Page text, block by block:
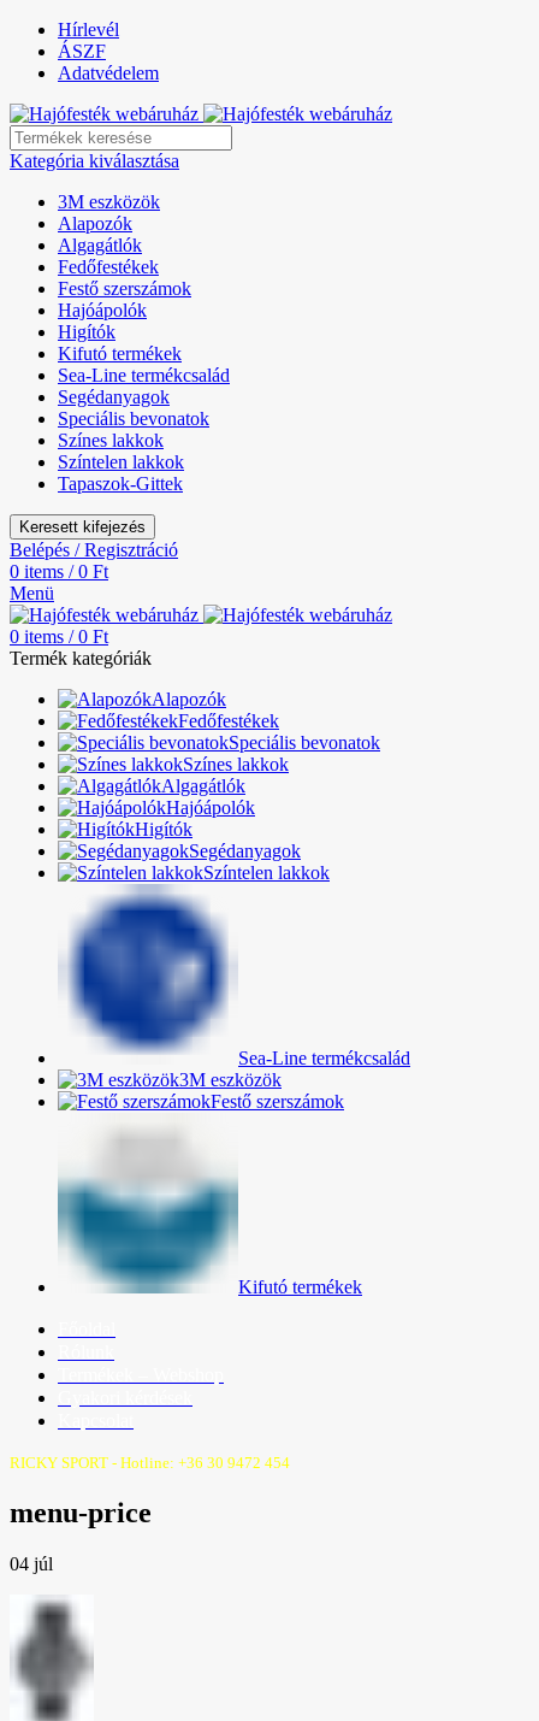
Hírlevél
ÁSZF
Adatvédelem
Kategória kiválasztása
3M eszközök
Alapozók
Algagátlók
Fedőfestékek
Festő szerszámok
Hajóápolók
Higítók
Kifutó termékek
Sea-Line termékcsalád
Segédanyagok
Speciális bevonatok
Színes lakkok
Színtelen lakkok
Tapaszok-Gittek
Keresett kifejezés
Belépés / Regisztráció
0 items / 0 Ft
Menü
0 items / 0 Ft
Termék kategóriák
Alapozók
Fedőfestékek
Speciális bevonatok
Színes lakkok
Algagátlók
Hajóápolók
Higítók
Segédanyagok
Színtelen lakkok
Sea-Line termékcsalád
3M eszközök
Festő szerszámok
Kifutó termékek
RICKY SPORT - Hotline: +36 30 9472 454
menu-price
04 júl